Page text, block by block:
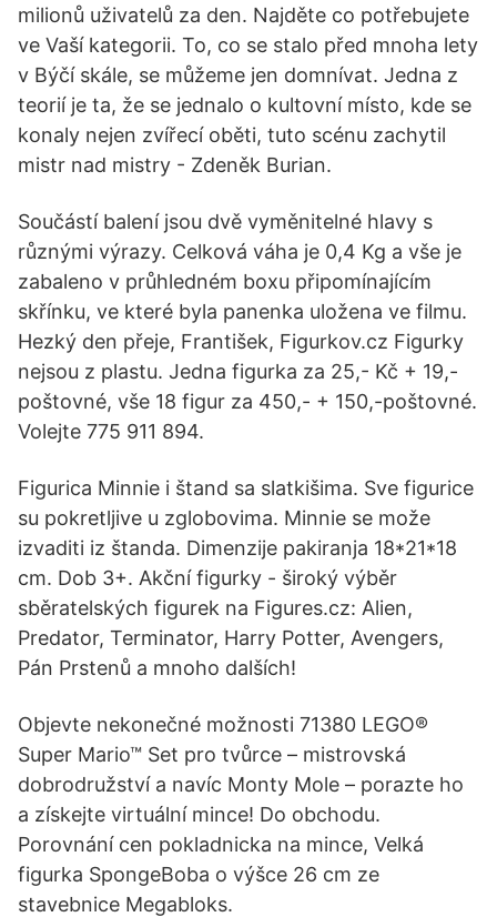
milionů uživatelů za den. Najděte co potřebujete
ve Vaší kategorii. To, co se stalo před mnoha lety
v Býčí skále, se můžeme jen domnívat. Jedna z
teorií je ta, že se jednalo o kultovní místo, kde se
konaly nejen zvířecí oběti, tuto scénu zachytil
mistr nad mistry - Zdeněk Burian.
Součástí balení jsou dvě vyměnitelné hlavy s
různými výrazy. Celková váha je 0,4 Kg a vše je
zabaleno v průhledném boxu připomínajícím
skřínku, ve které byla panenka uložena ve filmu.
Hezký den přeje, František, Figurkov.cz Figurky
nejsou z plastu. Jedna figurka za 25,- Kč + 19,-
poštovné, vše 18 figur za 450,- + 150,-poštovné.
Volejte 775 911 894.
Figurica Minnie i štand sa slatkišima. Sve figurice
su pokretljive u zglobovima. Minnie se može
izvaditi iz štanda. Dimenzije pakiranja 18*21*18
cm. Dob 3+. Akční figurky - široký výběr
sběratelských figurek na Figures.cz: Alien,
Predator, Terminator, Harry Potter, Avengers,
Pán Prstenů a mnoho dalších!
Objevte nekonečné možnosti 71380 LEGO®
Super Mario™ Set pro tvůrce – mistrovská
dobrodružství a navíc Monty Mole – porazte ho
a získejte virtuální mince! Do obchodu.
Porovnání cen pokladnicka na mince, Velká
figurka SpongeBoba o výšce 26 cm ze
stavebnice Megabloks.